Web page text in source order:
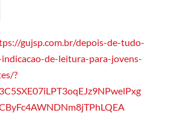
gujsp.com.br/depois-de-tudo-
de-leitura-para-jovens-
?